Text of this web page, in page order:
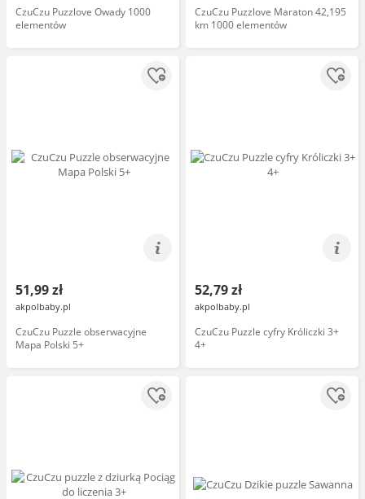
CzuCzu Puzzlove Owady 1000
elementów
CzuCzu Puzzlove Maraton 42,195
km 1000 elementów
51,99 zł
akpolbaby.pl
CzuCzu Puzzle obserwacyjne
Mapa Polski 5+
52,79 zł
akpolbaby.pl
CzuCzu Puzzle cyfry Króliczki 3+
4+